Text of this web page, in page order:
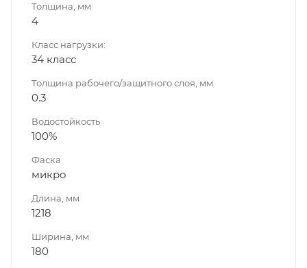
Толщина, мм
4
Класс нагрузки:
34 класс
Толщина рабочего/защитного слоя, мм
0.3
Водостойкость
100%
Фаска
микро
Длина, мм
1218
Ширина, мм
180